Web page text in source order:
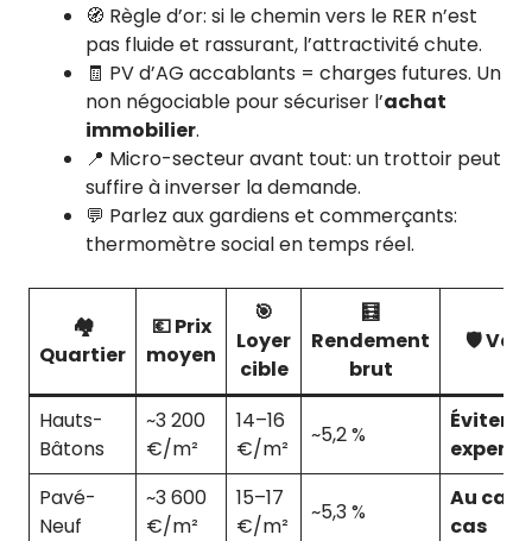
🧭 Règle d’or: si le chemin vers le RER n’est
pas fluide et rassurant, l’attractivité chute.
🧾 PV d’AG accablants = charges futures. Un
non négociable pour sécuriser l’achat
immobilier.
📍 Micro-secteur avant tout: un trottoir peut
suffire à inverser la demande.
💬 Parlez aux gardiens et commerçants:
thermomètre social en temps réel.
🏘️
Quartier
💶 Prix
moyen
🎯
Loyer
cible
🧮
Rendement
brut
🛡️
Hauts-
Bâtons
~3 200
€/m²
14–16
€/m²
~5,2 %
Éviter
Pavé-
Neuf
~3 600
€/m²
15–17
€/m²
~5,3 %
Au cas
cas